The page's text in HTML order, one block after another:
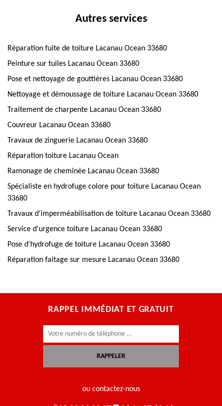
Autres services
Réparation fuite de toiture Lacanau Ocean 33680
Peinture sur tuiles Lacanau Ocean 33680
Pose et nettoyage de gouttières Lacanau Ocean 33680
Nettoyage et démoussage de toiture Lacanau Ocean 33680
Traitement de charpente Lacanau Ocean 33680
Couvreur Lacanau Ocean 33680
Travaux de zinguerie Lacanau Ocean 33680
Réparation toiture Lacanau Ocean
Ramonage de cheminée Lacanau Ocean 33680
Spécialiste en hydrofuge colore pour toiture Lacanau Ocean
33680
Travaux d'imperméabilisation de toiture Lacanau Ocean 33680
Service d'urgence toiture Lacanau Ocean 33680
Pose d'hydrofuge de toiture Lacanau Ocean 33680
Réparation faitage sur mesure Lacanau Ocean 33680
RAPPEL IMMÉDIAT ET GRATUIT
ou contactez-nous